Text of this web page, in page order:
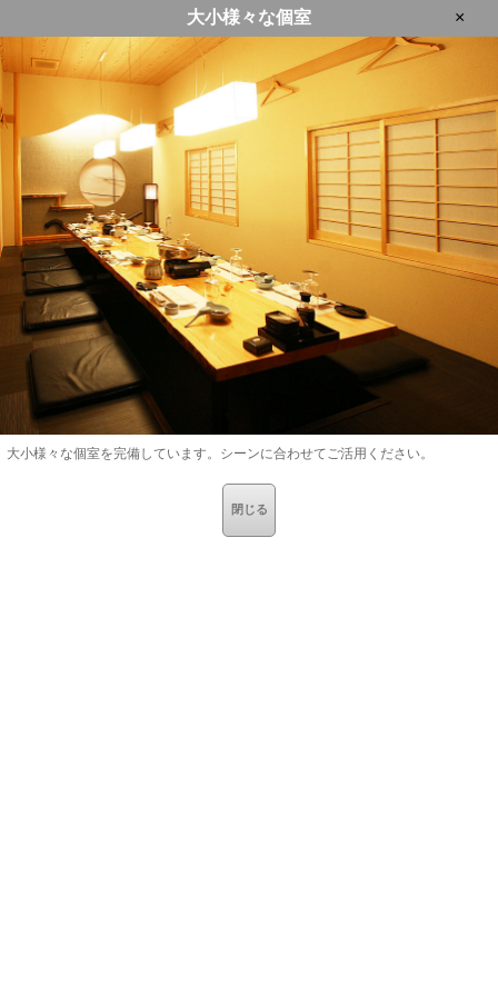
大小様々な個室 ×
大小様々な個室を完備しています。シーンに合わせてご活用ください。